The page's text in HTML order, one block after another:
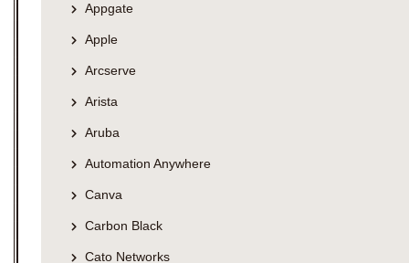
Appgate
Apple
Arcserve
Arista
Aruba
Automation Anywhere
Canva
Carbon Black
Cato Networks